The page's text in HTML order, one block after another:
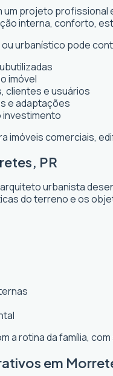
projeto
interna, conforto,
urbanístico pode
imóvel
clientes e usuários
e adaptações
investimento
imóveis comerciais,
PR
urbanista
do terreno e os
a rotina da família,
em